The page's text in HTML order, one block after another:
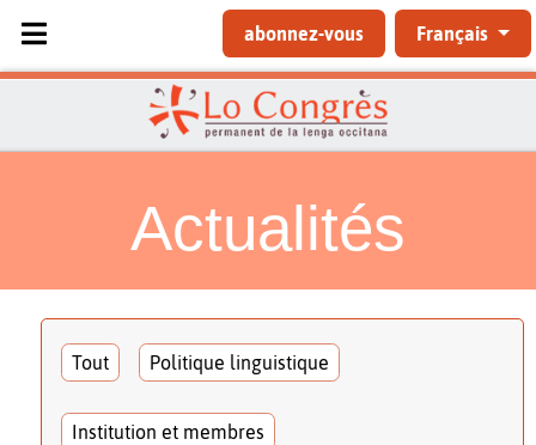
Sélectionnez votre langue
abonnez-vous Français
Actualités
Tout Politique linguistique
Institution et membres